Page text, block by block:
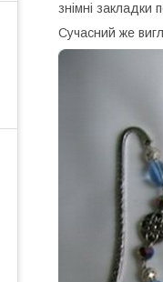
знімні закладки
Сучасний же